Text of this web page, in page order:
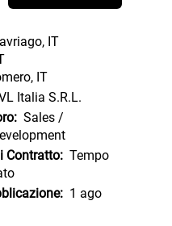
IT
IT
Italia S.R.L.
Sales /
Contratto: Tempo
1 ago